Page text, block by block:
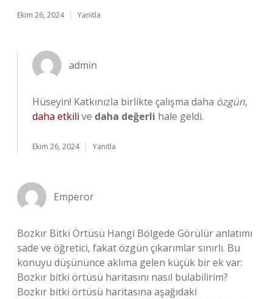
Ekim 26, 2024 Yanıtla
admin
Hüseyin! Katkınızla birlikte çalışma daha özgün,
daha etkili ve daha değerli hale geldi.
Ekim 26, 2024 Yanıtla
Emperor
Bozkır Bitki Örtüsü Hangi Bölgede Görülür anlatımı
sade ve öğretici, fakat özgün çıkarımlar sınırlı. Bu
konuyu düşününce aklıma gelen küçük bir ek var:
Bozkır bitki örtüsü haritasını nasıl bulabilirim?
Bozkır bitki örtüsü haritasına aşağıdaki